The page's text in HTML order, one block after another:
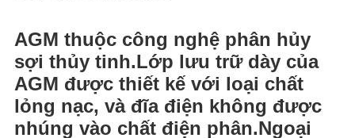
AGM thuộc công nghệ phân hủy
sợi thủy tinh.Lớp lưu trữ dày của
AGM được thiết kế với loại chất
lỏng nạc, và đĩa điện không được
nhúng vào chất điện phân.Ngoại